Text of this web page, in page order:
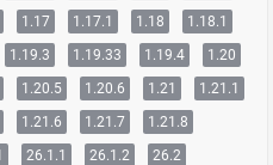
1.17 1.17.1 1.18
1.18.1
1.19.3 1.19.33 1.19.4
1.20
1.20.5 1.20.6 1.21
1.21.1
1.21.6 1.21.7
1.21.8
26.1.1 26.1.2 26.2